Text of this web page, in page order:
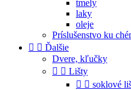
tmely
laky
oleje
Príslušenstvo ku
  Ďalšie
Dvere, kľučky
  Lišty
  soklové